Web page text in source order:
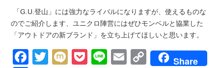
「G.U.登山」には強力なライバルになりますが、使えるものな
のでご紹介します、ユニクロ陣営にはぜひモンベルと協業した
「アウトドアの新ブランド」を立ち上げてほしいと思います。
Facebook
Twitter
MixiPocket
LineEmailCopyShare